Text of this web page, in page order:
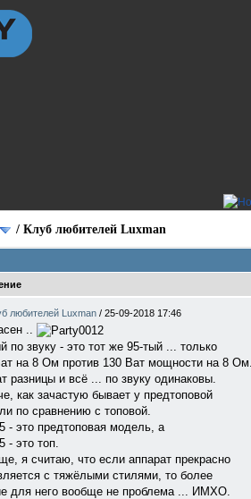
/ Клуб любителей Luxman
любителей Luxman / 25-09-2018 17:46
..
по звуку - это тот же 95-тый ... только
на 8 Ом против 130 Ват мощности на 8 Ом.
разницы и всё ... по звуку одинаковы.
как зачастую бывает у предтоповой
по сравнению с топовой.
- это предтоповая модель, а
- это топ.
я считаю, что если аппарат прекрасно
с тяжёлыми стилями, то более
для него вообще не проблема ... ИМХО.